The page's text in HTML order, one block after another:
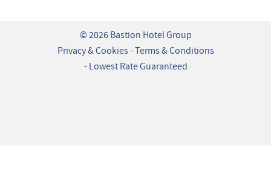
© 2026 Bastion Hotel Group
Privacy & Cookies Terms & Conditions
Lowest Rate Guaranteed